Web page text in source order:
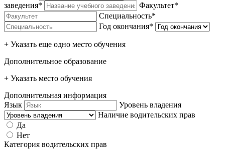
заведения*
Факультет*
Специальность*
Год окончания*
+ Указать еще одно место обучения
Дополнительное образование
+ Указать место обучения
Дополнительная информация
Язык
Уровень владения
Наличие водительских прав
Да
Нет
Категория водительских прав